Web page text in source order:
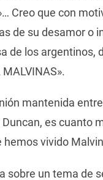
Creo que con
de su desamor o
de los argentinos,
mantenida
es cuanto
vivido
sobre un tema de